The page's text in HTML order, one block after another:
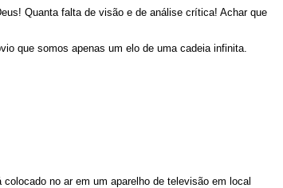
Quanta falta de visão e de análise crítica! Achar que
que somos apenas um elo de uma cadeia infinita.
no ar em um aparelho de televisão em local